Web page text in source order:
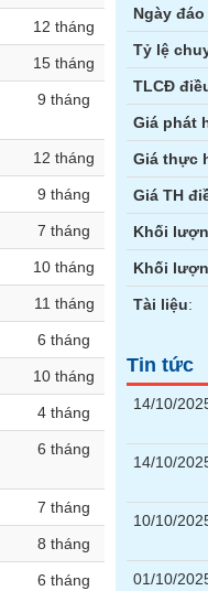
12 tháng
15 tháng
9 tháng
12 tháng
9 tháng
7 tháng
10 tháng
11 tháng
6 tháng
10 tháng
4 tháng
6 tháng
7 tháng
8 tháng
6 tháng
Ngày đáo
Tỷ lệ
TLCĐ
Giá phát
Giá thực
Giá TH
Khối
Khối
Tài liệu:
Tin tức
14/10/
14/10/
10/10/
01/10/
Trái phiếu